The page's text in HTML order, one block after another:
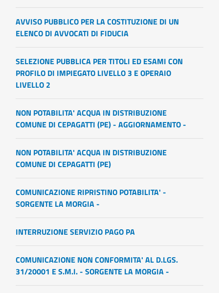
AVVISO PUBBLICO PER LA COSTITUZIONE DI UN
ELENCO DI AVVOCATI DI FIDUCIA
SELEZIONE PUBBLICA PER TITOLI ED ESAMI CON
PROFILO DI IMPIEGATO LIVELLO 3 E OPERAIO
LIVELLO 2
NON POTABILITA' ACQUA IN DISTRIBUZIONE
COMUNE DI CEPAGATTI (PE) - AGGIORNAMENTO -
NON POTABILITA' ACQUA IN DISTRIBUZIONE
COMUNE DI CEPAGATTI (PE)
COMUNICAZIONE RIPRISTINO POTABILITA' -
SORGENTE LA MORGIA -
INTERRUZIONE SERVIZIO PAGO PA
COMUNICAZIONE NON CONFORMITA' AL D.LGS.
31/20001 E S.M.I. - SORGENTE LA MORGIA -